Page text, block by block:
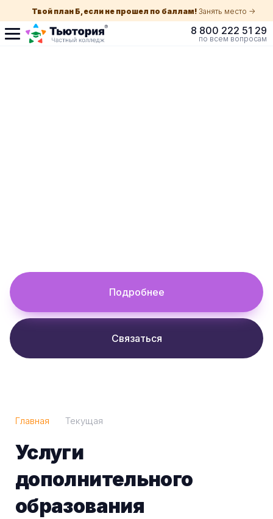
Твой план Б, если не прошел по баллам! Занять место ->
8 800 222 51 29
по всем вопросам
Подробнее
Связаться
Главная Текущая
Услуги
дополнительного
образования